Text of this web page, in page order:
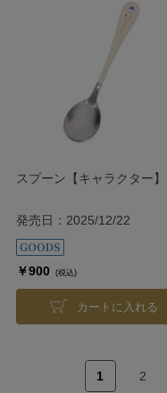
スプーン【キャラクター】
発売日：2025/12/22
￥900 (税込)
カートに入れる
1 2